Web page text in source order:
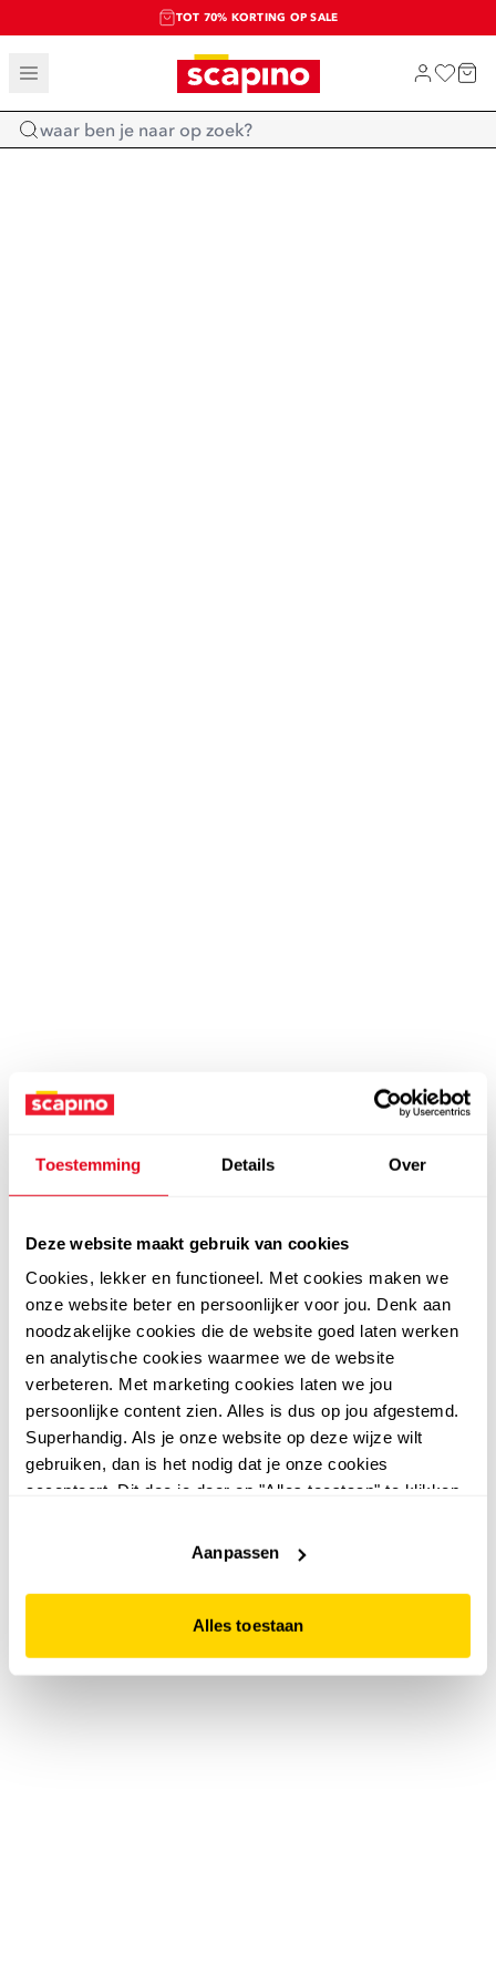
Toestemming Details Over
Deze website maakt gebruik van cookies
Cookies, lekker en functioneel. Met cookies maken we
onze website beter en persoonlijker voor jou. Denk aan
noodzakelijke cookies die de website goed laten werken
en analytische cookies waarmee we de website
verbeteren. Met marketing cookies laten we jou
persoonlijke content zien. Alles is dus op jou afgestemd.
Superhandig. Als je onze website op deze wijze wilt
gebruiken, dan is het nodig dat je onze cookies
accepteert. Dit doe je door op "Alles toestaan" te klikken.
website niet optimaal functioneert.
Aanpassen
Alles toestaan
TOT 70% KORTING OP SALE
SALE: LAATSTE KANS!
SHOP NIEUW
Home